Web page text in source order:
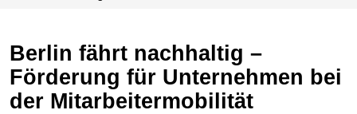
Berlin fährt nachhaltig –
Förderung für Unternehmen bei
der Mitarbeitermobilität